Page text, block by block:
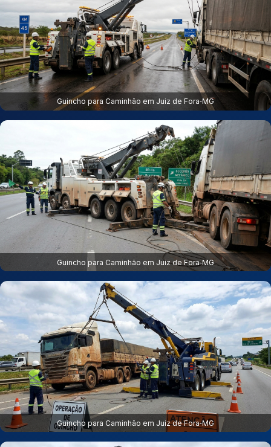
Guincho para Caminhão em Juiz de Fora‑MG
Guincho para Caminhão em Juiz de Fora‑MG
Guincho para Caminhão em Juiz de Fora‑MG